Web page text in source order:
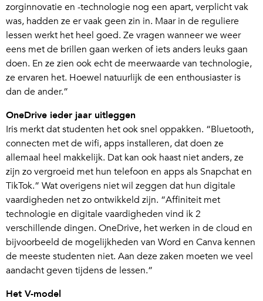
zorginnovatie en -technologie nog een apart, verplicht vak
was, hadden ze er vaak geen zin in. Maar in de reguliere
lessen werkt het heel goed. Ze vragen wanneer we weer
eens met de brillen gaan werken of iets anders leuks gaan
doen. En ze zien ook echt de meerwaarde van technologie,
ze ervaren het. Hoewel natuurlijk de een enthousiaster is
dan de ander.”
OneDrive ieder jaar uitleggen
Iris merkt dat studenten het ook snel oppakken. “Bluetooth,
connecten met de wifi, apps installeren, dat doen ze
allemaal heel makkelijk. Dat kan ook haast niet anders, ze
zijn zo vergroeid met hun telefoon en apps als Snapchat en
TikTok.” Wat overigens niet wil zeggen dat hun digitale
vaardigheden net zo ontwikkeld zijn. “Affiniteit met
technologie en digitale vaardigheden vind ik 2
verschillende dingen. OneDrive, het werken in de cloud en
bijvoorbeeld de mogelijkheden van Word en Canva kennen
de meeste studenten niet. Aan deze zaken moeten we veel
aandacht geven tijdens de lessen.”
Het V-model